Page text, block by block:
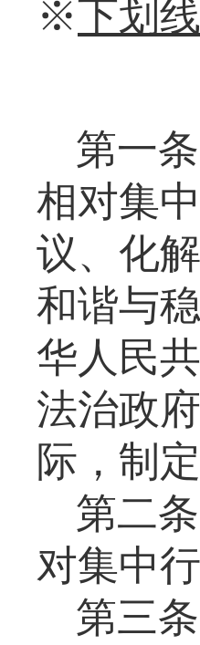
※下划
第一条
相对集
议、化
和谐与
华人民
法治政
际，制
第二条
对集中
第三条